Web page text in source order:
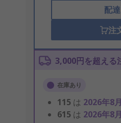
配
注
3,000円を超える
在庫あり
115 は 2026年8
615 は 2026年8